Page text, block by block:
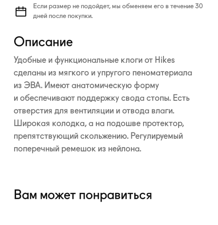
Если размер не подойдет, мы обменяем его в течение 30
дней после покупки.
Описание
Удобные и функциональные клоги от Hikes
сделаны из мягкого и упругого пеноматериала
из ЭВА. Имеют анатомическую форму
и обеспечивают поддержку свода стопы. Есть
отверстия для вентиляции и отвода влаги.
Широкая колодка, а на подошве протектор,
препятствующий скольжению. Регулируемый
поперечный ремешок из нейлона.
Вам может понравиться